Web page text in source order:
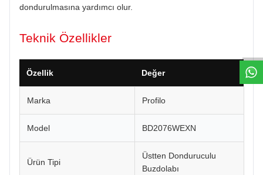
dondurulmasına yardımcı olur.
Teknik Özellikler
Özellik Değer
Marka Profilo
Model BD2076WEXN
Ürün Tipi
Üstten Donduruculu
Buzdolabı